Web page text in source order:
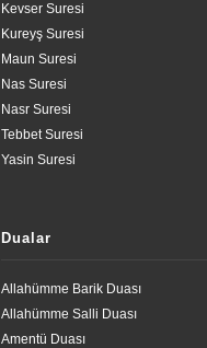
Kevser Suresi
Kureyş Suresi
Maun Suresi
Nas Suresi
Nasr Suresi
Tebbet Suresi
Yasin Suresi
Dualar
Allahümme Barik Duası
Allahümme Salli Duası
Amentü Duası